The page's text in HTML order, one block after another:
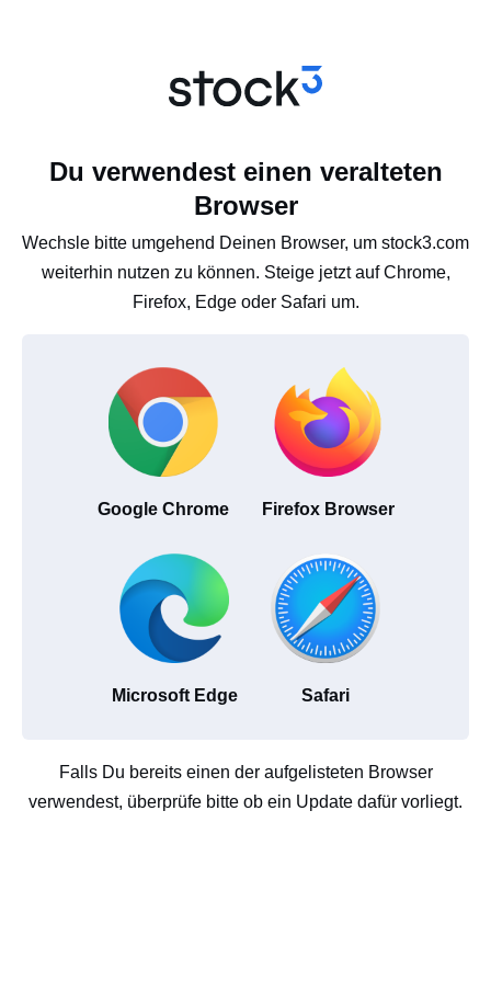
Du verwendest einen veralteten
Browser
Wechsle bitte umgehend Deinen Browser, um stock3.com
weiterhin nutzen zu können. Steige jetzt auf Chrome,
Firefox, Edge oder Safari um.
Google Chrome Firefox Browser
Microsoft Edge Safari
Falls Du bereits einen der aufgelisteten Browser
verwendest, überprüfe bitte ob ein Update dafür vorliegt.